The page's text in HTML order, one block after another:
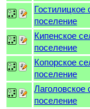
Гостилицкое
поселение
Кипенское
поселение
Копорское
поселение
Лаголовское
поселение